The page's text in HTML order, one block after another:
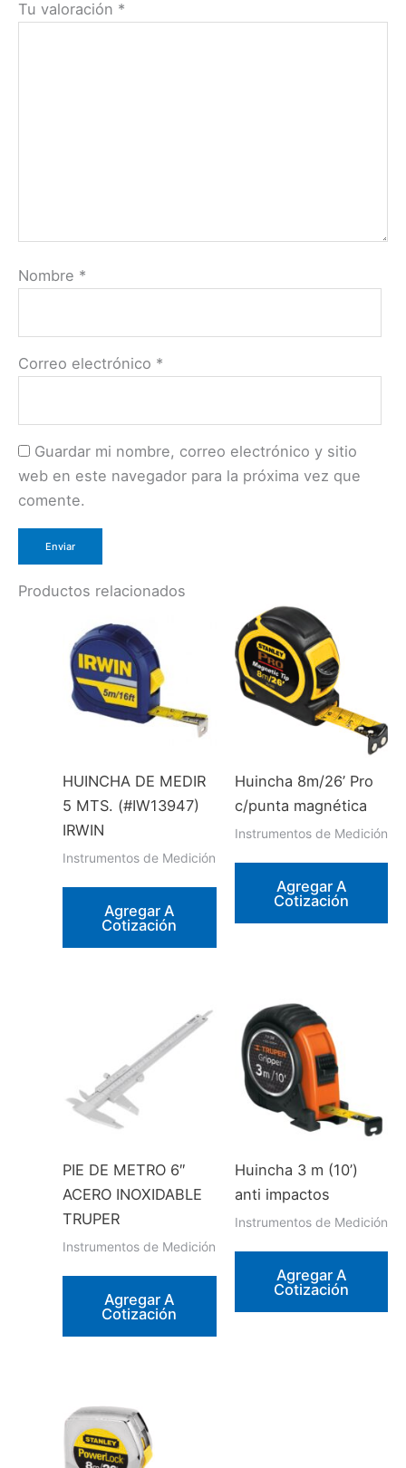
Tu valoración *
Nombre *
Correo electrónico *
Guardar mi nombre, correo electrónico y sitio
web en este navegador para la próxima vez que
comente.
Productos relacionados
HUINCHA DE MEDIR
5 MTS. (#IW13947)
IRWIN
Instrumentos de Medición
Agregar A
Cotización
Huincha 8m/26’ Pro
c/punta magnética
Instrumentos de Medición
Agregar A
Cotización
PIE DE METRO 6″
ACERO INOXIDABLE
TRUPER
Instrumentos de Medición
Agregar A
Cotización
Huincha 3 m (10’)
anti impactos
Instrumentos de Medición
Agregar A
Cotización